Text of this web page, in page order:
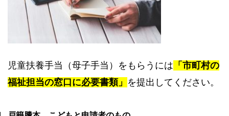
児童扶養手当（母子手当）をもらうには 「市町村の
福祉担当の窓口に必要書類」 を提出してください。